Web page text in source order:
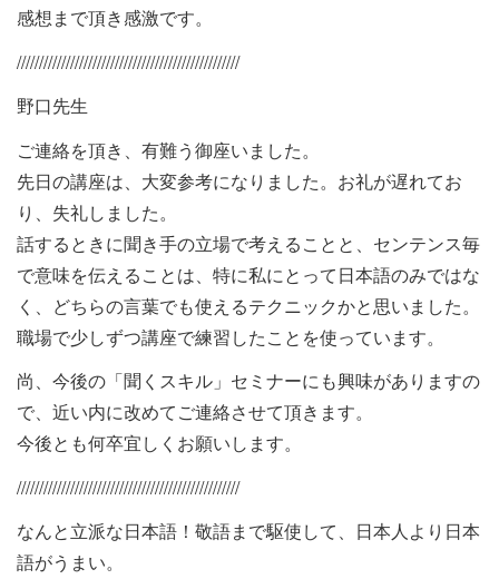
感想まで頂き感激です。
//////////////////////////////////////////////////
野口先生
ご連絡を頂き、有難う御座いました。
先日の講座は、大変参考になりました。お礼が遅れてお
り、失礼しました。
話するときに聞き手の立場で考えることと、センテンス毎
で意味を伝えることは、特に私にとって日本語のみではな
く、どちらの言葉でも使えるテクニックかと思いました。
職場で少しずつ講座で練習したことを使っています。
尚、今後の「聞くスキル」セミナーにも興味がありますの
で、近い内に改めてご連絡させて頂きます。
今後とも何卒宜しくお願いします。
//////////////////////////////////////////////////
なんと立派な日本語！敬語まで駆使して、日本人より日本
語がうまい。